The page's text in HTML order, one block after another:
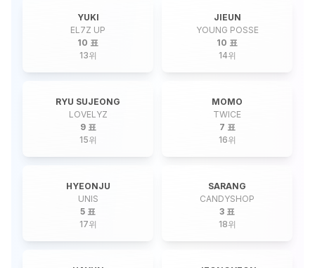
YUKI
EL7Z UP
10 표
13위
JIEUN
YOUNG POSSE
10 표
14위
RYU SUJEONG
LOVELYZ
9 표
15위
MOMO
TWICE
7 표
16위
HYEONJU
UNIS
5 표
17위
SARANG
CANDYSHOP
3 표
18위